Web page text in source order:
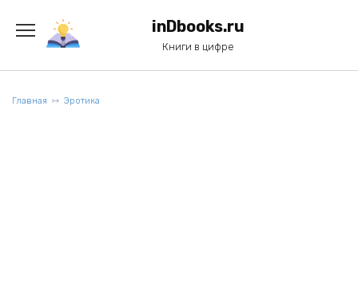
содержанию
inDbooks.ru
Книги в цифре
Главная Эротика